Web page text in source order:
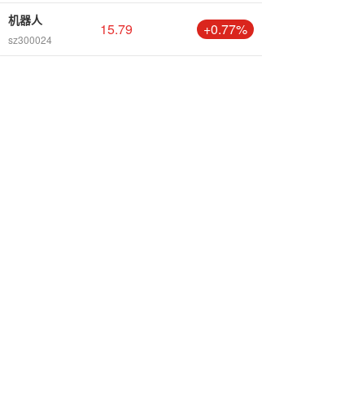
机器人
sz300024
15.79 +0.77%